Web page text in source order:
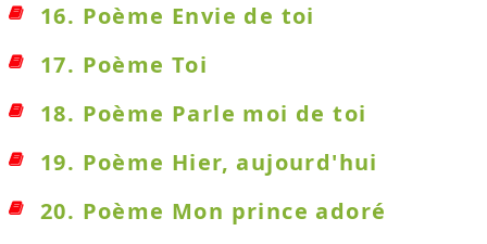
16. Poème Envie de toi
17. Poème Toi
18. Poème Parle moi de toi
19. Poème Hier, aujourd'hui
20. Poème Mon prince adoré